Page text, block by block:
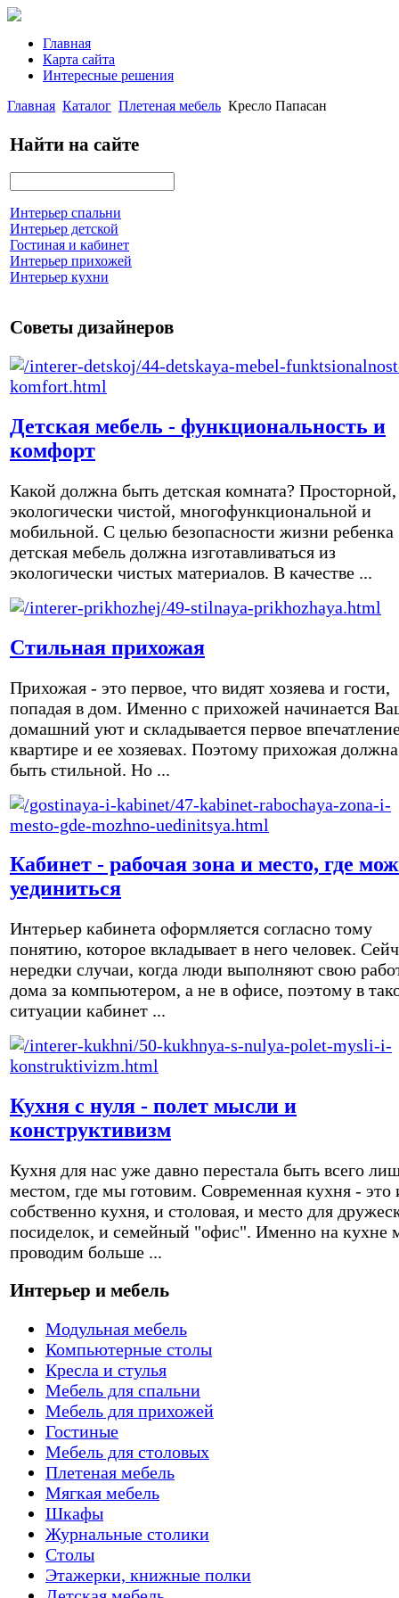
Главная
Карта сайта
Интересные решения
Главная Каталог Плетеная мебель Кресло Папасан
Найти на сайте
Интерьер спальни
Интерьер детской
Гостиная и кабинет
Интерьер прихожей
Интерьер кухни
Советы дизайнеров
Детская мебель - функциональность и
комфорт
Какой должна быть детская комната? Просторной,
экологически чистой, многофункциональной и
мобильной. С целью безопасности жизни ребенка
детская мебель должна изготавливаться из
экологически чистых материалов. В качестве ...
Стильная прихожая
Прихожая - это первое, что видят хозяева и гости,
попадая в дом. Именно с прихожей начинается
домашний уют и складывается первое
квартире и ее хозяевах. Поэтому прихожая должна
быть стильной. Но ...
Кабинет - рабочая зона и место, где
уединиться
Интерьер кабинета оформляется согласно тому
понятию, которое вкладывает в него человек.
нередки случаи, когда люди выполняют свою
дома за компьютером, а не в офисе, поэтому в
ситуации кабинет ...
Кухня с нуля - полет мысли и
конструктивизм
Кухня для нас уже давно перестала быть всего
местом, где мы готовим. Современная кухня - это
собственно кухня, и столовая, и место для
посиделок, и семейный "офис". Именно на кухне
проводим больше ...
Интерьер и мебель
Модульная мебель
Компьютерные столы
Кресла и стулья
Мебель для спальни
Мебель для прихожей
Гостиные
Мебель для столовых
Плетеная мебель
Мягкая мебель
Шкафы
Журнальные столики
Столы
Этажерки, книжные полки